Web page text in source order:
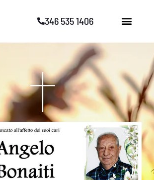
346 535 1406